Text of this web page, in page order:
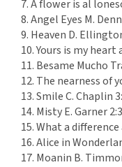
7. A flower is al
8. Angel Eyes M.
9. Heaven D.
10. Yours is my heart
11. Besame Mucho
12. The nearness of
13. Smile C. Chaplin
14. Misty E. Garner
15. What a difference
16. Alice in
17. Moanin B.